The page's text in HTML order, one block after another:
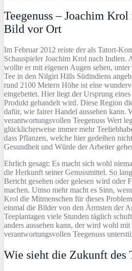
Teegenuss – Joachim
Bild vor Ort
Im Februar 2012 reiste der als Tatort-
Schauspieler Joachim Krol nach Indien.
wollte er mit eigenen Augen sehen,
Tee in den Nilgiri Hills Südindiens
rund 2100 Metern Höhe ist eine
eingebettet. Hier liegt der Ursprung
Produkt gehandelt wird. Diese Region
dafür, wie fairer Handel aussehen kann.
verantwortungsvollen Teegenuss Wert
glücklicherweise immer mehr
dass Pflanzen, welche hier gedeihen
Gesundheit und Würde der Arbeiter
Ehrlich gesagt: Es macht sich wohl
die Herkunft seiner Genussmittel. So
Bericht gesehen oder gelesen wird oder
machen. Umso mehr macht es Sinn,
Krol die Mitmenschen für dieses
einmal die Bilder von den Ärmsten der
Teeplantagen viele Stunden täglich
anders aussehen kann, der wird wohl
verantwortungsvollen Teegenuss
Wie sieht die Zukunft des